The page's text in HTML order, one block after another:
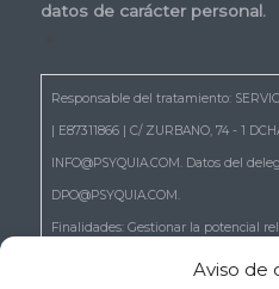
Aviso de
datos de carácter personal.
Responsable del tratamiento:
| E87311866 | C/ ZURBANO, 74 - 1
INFO@PSYQUIA.COM. Datos del
DPO@PSYQUIA.COM.
Finalidades: Gestionar la potencial